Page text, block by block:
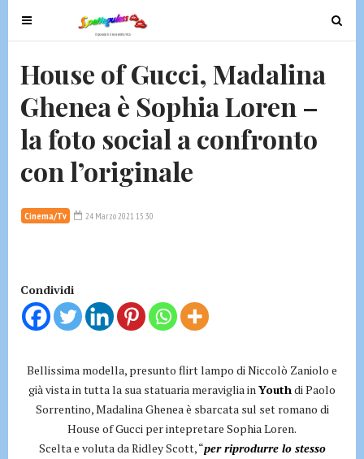
T
o
g
e
v
g
o
n
T
o
House of Gucci, Madalina
Ghenea è Sophia Loren –
la foto social a confronto
con l’originale
Cinema/Tv 24 Marzo 2021 15:30
Condividi
Bellissima modella, presunto flirt lampo di Niccolò Zaniolo e
già vista in tutta la sua statuaria meraviglia inYouthdi Paolo
Sorrentino, Madalina Ghenea è sbarcata sul set romano di
House of Gucci per intepretare Sophia Loren.
Scelta e voluta da Ridley Scott, “per riprodurre lo stesso